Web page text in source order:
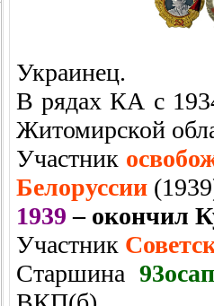
Украинец.
В рядах КА с
Житомирской
Участник
Белоруссии
1939 – окончил
Участник
Старшина